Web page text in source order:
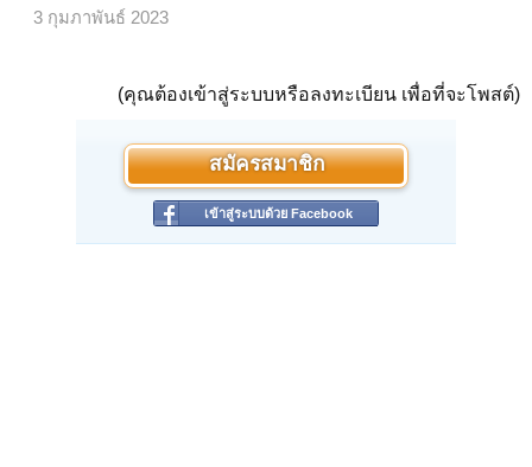
อุปปันนานัง มะเหสินัง
สะระณังกะโร โลกะหิโต
โกณฑัญโญ ชะนะปาโมกโข
สุมะโน สุมะโน ธีโร
เรวะโต ระติวัฑฒะโน
3 กุมภาพันธ์ 2023
(คุณต้องเข้าสู่ระบบหรือลงทะเบียน เพื่อที่จะโพสต์)
สมัครสมาชิก
เข้าสู่ระบบด้วย Facebook